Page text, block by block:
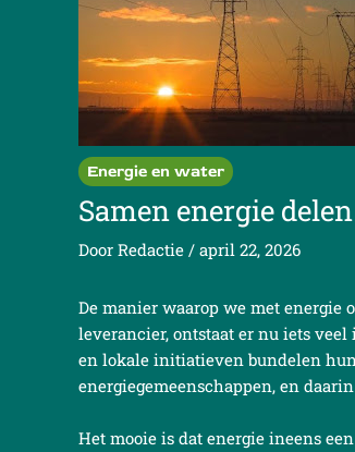
Energie en water
Samen energie
Door Redactie / april 22, 2026
De manier waarop we met energie
leverancier, ontstaat er nu iets
en lokale initiatieven bundelen
energiegemeenschappen, en
Het mooie is dat energie ineens